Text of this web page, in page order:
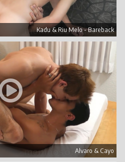
Kadu & Riu Melo - Bareback
Alvaro & Cayo